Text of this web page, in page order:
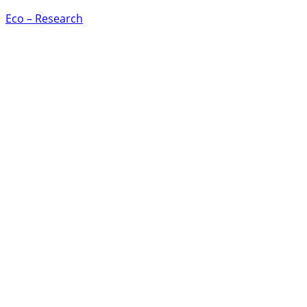
Eco – Research